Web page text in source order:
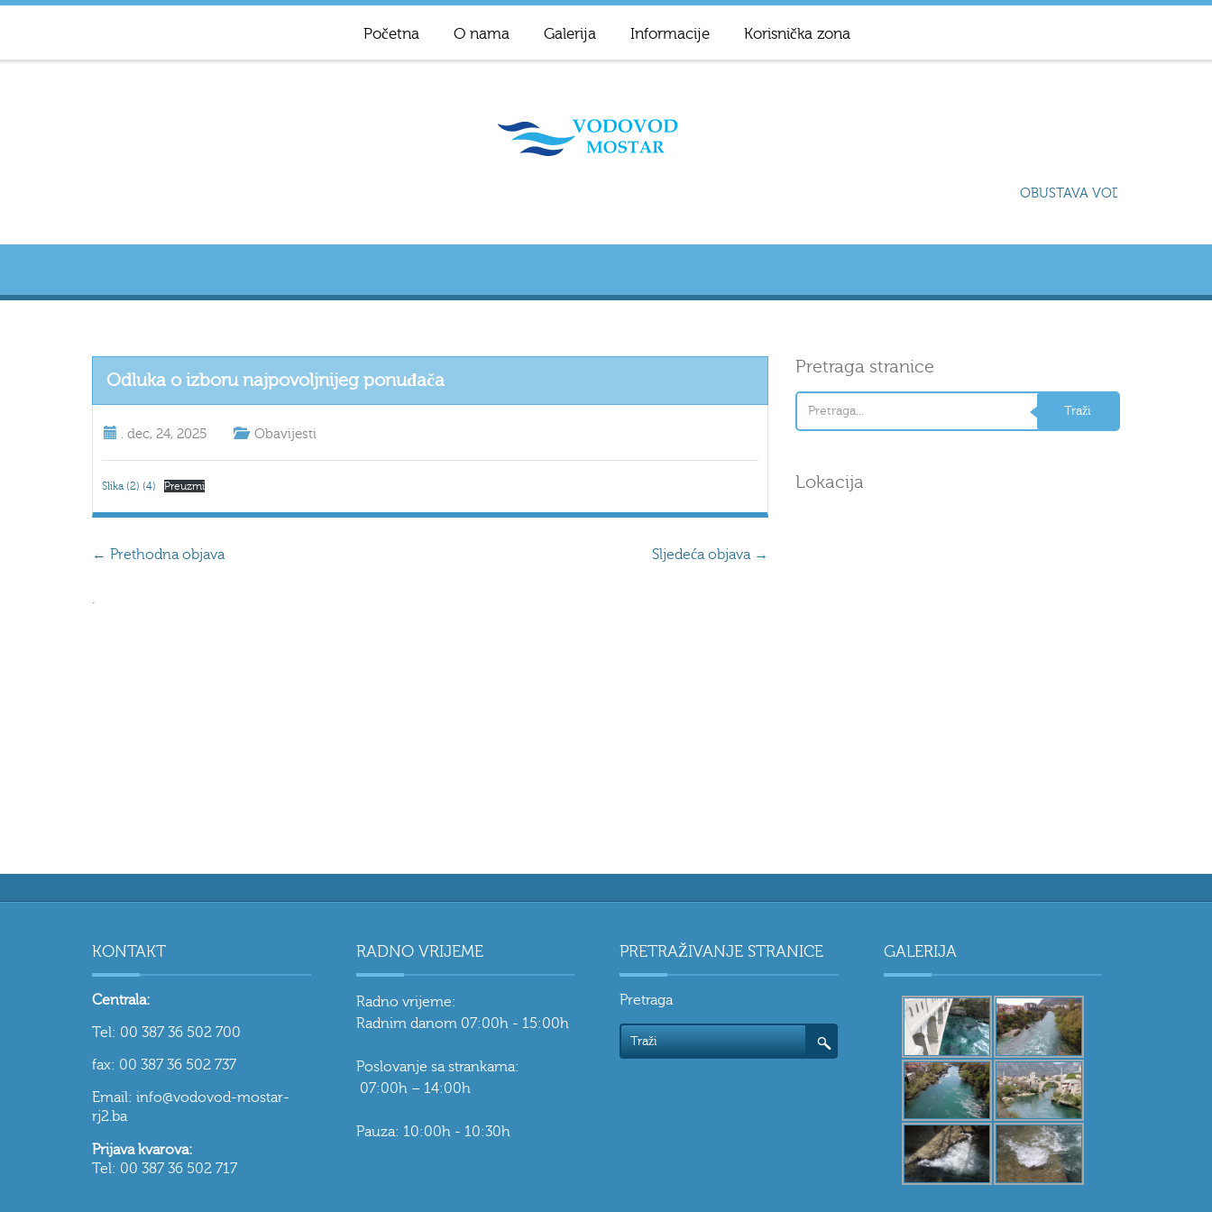
Početna O nama Galerija Informacije Korisnička zona
OBUSTAVA
Odluka o izboru najpovoljnijeg ponuđača
. dec, 24, 2025 Obavijesti
Slika (2) (4) Preuzmi
← Prethodna objava Sljedeća objava →
.
Pretraga stranice
Lokacija
KONTAKT
Centrala:
Tel: 00 387 36 502 700
fax: 00 387 36 502 737
Email: info@vodovod-mostar-
rj2.ba
Prijava kvarova:
Tel: 00 387 36 502 717
RADNO VRIJEME
Radno vrijeme:
Radnim danom 07:00h - 15:00h
Poslovanje sa strankama:
07:00h – 14:00h
Pauza: 10:00h - 10:30h
PRETRAŽIVANJE STRANICE
Pretraga
GALERIJA